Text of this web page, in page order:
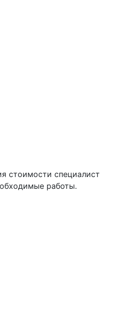
стоимости специалист
работы.